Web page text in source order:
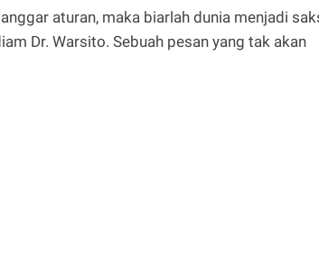
aturan, maka biarlah dunia menjadi
Dr. Warsito. Sebuah pesan yang tak akan